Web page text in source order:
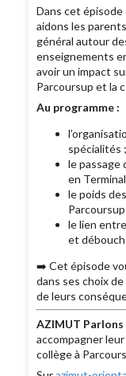
Dans cet
aidons les
général autour
enseignements
avoir un impact
Parcoursup et la
Au programme :
spécialités ;
le passage
en
le poids
le lien
et
➡️ Cet épisode
dans ses choix
de leurs
AZIMUT
accompagner
collège à